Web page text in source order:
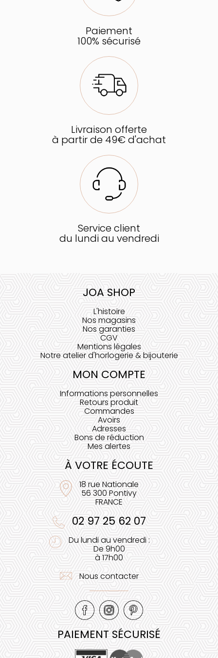
Paiement
100% sécurisé
Livraison offerte
à partir de 49€ d'achat
Service client
du lundi au vendredi
JOA SHOP
L'histoire
Nos magasins
Nos garanties
CGV
Mentions légales
Notre atelier d'horlogerie & bijouterie
MON COMPTE
Informations personnelles
Retours produit
Commandes
Avoirs
Adresses
Bons de réduction
Mes alertes
À VOTRE ÉCOUTE
18 rue Nationale
56 300 Pontivy
FRANCE
02 97 25 62 07
Du lundi au vendredi :
De 9h00
à 17h00
Nous contacter
PAIEMENT SÉCURISÉ